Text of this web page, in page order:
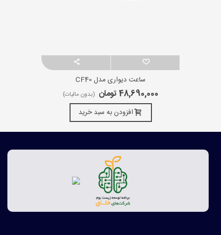
ساعت دیواری مدل CF40
48,690,000 تومان (بدون مالیات)
افزودن به سبد خرید